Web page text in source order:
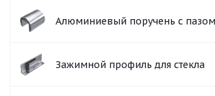
Алюминиевый поручень с пазом
Зажимной профиль для стекла